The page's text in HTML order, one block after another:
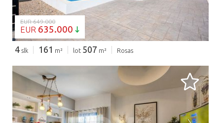
EUR 649.000
EUR 635.000
4 slk 161 m² lot 507 m² Rosas